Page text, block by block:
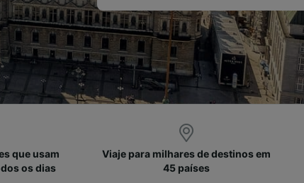
que usam
os dias
Viaje para milhares de destinos em
45 países